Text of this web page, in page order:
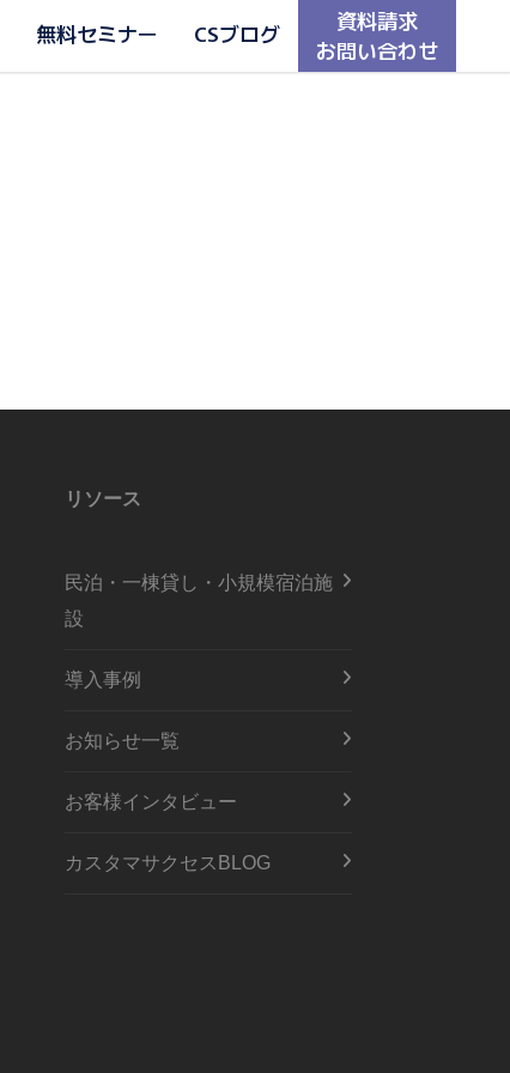
無料セミナー CSブログ
資料請求
お問い合わせ
リソース
民泊・一棟貸し・小規模宿泊施
設
導入事例
お知らせ一覧
お客様インタビュー
カスタマサクセスBLOG